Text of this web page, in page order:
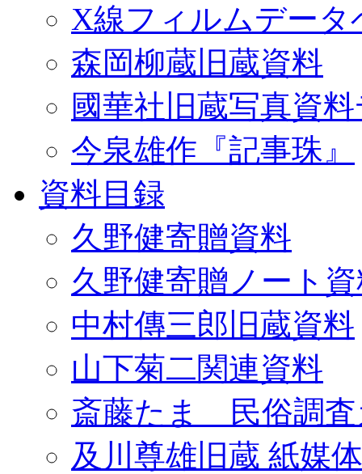
X線フィルムデータ
森岡柳蔵旧蔵資料
國華社旧蔵写真資
今泉雄作『記事珠』
資料目録
久野健寄贈資料
久野健寄贈ノート
中村傳三郎旧蔵資料
山下菊二関連資料
斎藤たま 民俗調査
及川尊雄旧蔵 紙媒